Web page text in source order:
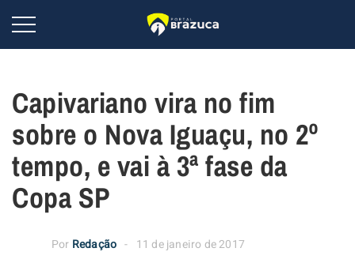
Capivariano vira no fim
sobre o Nova Iguaçu, no 2º
tempo, e vai à 3ª fase da
Copa SP
Por Redação 11 de janeiro de 2017